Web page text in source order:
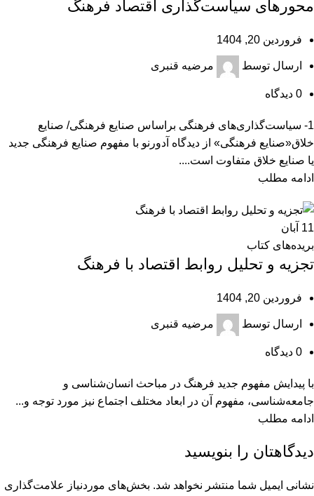
محورهای سیاست‌گذاری اقتصاد فرهنگ
فروردین 20, 1404
ارسال توسط مرضیه قنبری
0 دیدگاه
1- سیاست‌گذاری‌های فرهنگی براساس صنایع فرهنگی/ صنایع
خلاق«صنایع فرهنگی» از دیدگاه آدورنو با مفهوم صنایع فرهنگی جدید
یا صنایع خلاق متفاوت است....
ادامه مطلب
11 آبان
بریده‌های کتاب
تجزیه و تحلیل روابط اقتصاد با فرهنگ
فروردین 20, 1404
ارسال توسط مرضیه قنبری
0 دیدگاه
ﺑﺎ ﭘﯿﺪاﯾﺶ ﻣﻔﻬﻮم ﺟﺪﯾﺪ ﻓﺮﻫﻨﮓ در مباحث اﻧﺴﺎن‌شناسی و
ﺟﺎﻣﻌﻪﺷﻨﺎسی، مفهوم آن در ابعاد مختلف اجتماع نیز مورد توجه و...
ادامه مطلب
دیدگاهتان را بنویسید
نشانی ایمیل شما منتشر نخواهد شد. بخش‌های موردنیاز علامت‌گذاری